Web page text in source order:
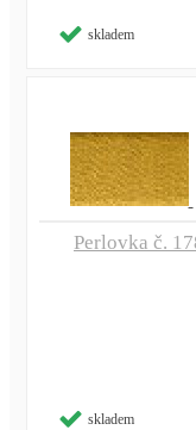
skladem
Perlovka č.
skladem